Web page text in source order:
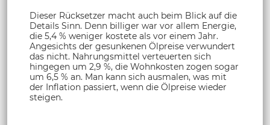
Dieser Rücksetzer macht auch beim Blick auf die
Details Sinn. Denn billiger war vor allem Energie,
die 5,4 % weniger kostete als vor einem Jahr.
Angesichts der gesunkenen Ölpreise verwundert
das nicht. Nahrungsmittel verteuerten sich
hingegen um 2,9 %, die Wohnkosten zogen sogar
um 6,5 % an. Man kann sich ausmalen, was mit
der Inflation passiert, wenn die Ölpreise wieder
steigen.